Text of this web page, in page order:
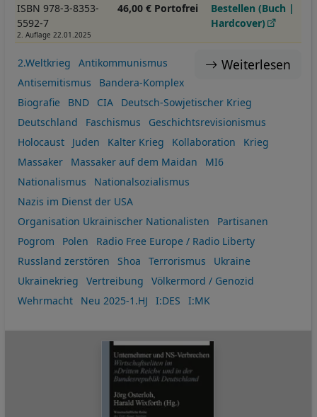
ISBN 978-3-8353-
5592-7
2. Auflage 22.01.2025
46,00 € Portofrei
Bestellen (Buch |
Hardcover)
Weiterlesen
2.Weltkrieg
Antikommunismus
Antisemitismus
Bandera-Komplex
Biografie
BND CIA
Deutsch-Sowjetischer Krieg
Deutschland
Faschismus
Geschichtsrevisionismus
Holocaust
Juden Kalter Krieg Kollaboration
Krieg
Massaker
Massaker auf dem Maidan
MI6
Nationalismus
Nationalsozialismus
Nazis im Dienst der USA
Organisation Ukrainischer Nationalisten
Partisanen
Pogrom
Polen
Radio Free Europe / Radio Liberty
Russland zerstören
Shoa Terrorismus
Ukraine
Ukrainekrieg
Vertreibung
Völkermord / Genozid
Wehrmacht
Neu 2025-1.HJ I:DES I:MK